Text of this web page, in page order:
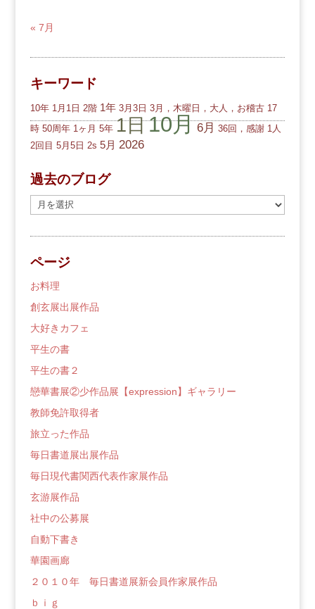
« 7月
キーワード
10年 1月1日 2階 1年 3月3日 3月，木曜日，大人，お稽古 17
時 50周年 1ヶ月 5年 1日10月 6月 36回，感謝 1人
2回目 5月5日 2s 5月 2026
過去のブログ
去
の
ロ
グ
ページ
お料理
創玄展出展作品
大好きカフェ
平生の書
平生の書２
戀華書展②少作品展【expression】ギャラリー
教師免許取得者
旅立った作品
毎日書道展出展作品
毎日現代書関西代表作家展作品
玄游展作品
社中の公募展
自動下書き
華園画廊
２０１０年 毎日書道展新会員作家展作品
ｂｉｇ